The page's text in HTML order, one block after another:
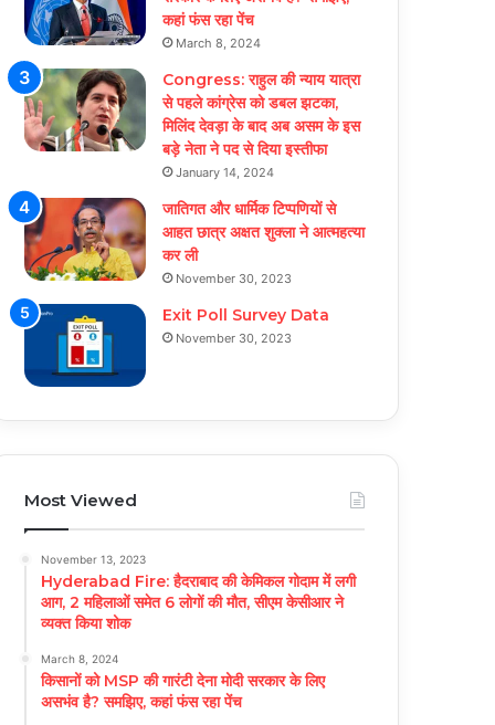
कहां फंस रहा पेंच
March 8, 2024
Congress: राहुल की न्याय यात्रा
से पहले कांग्रेस को डबल झटका,
मिलिंद देवड़ा के बाद अब असम के इस
बड़े नेता ने पद से दिया इस्तीफा
January 14, 2024
जातिगत और धार्मिक टिप्पणियों से
आहत छात्र अक्षत शुक्ला ने आत्महत्या
कर ली
November 30, 2023
Exit Poll Survey Data
November 30, 2023
Most Viewed
November 13, 2023
Hyderabad Fire: हैदराबाद की केमिकल गोदाम में लगी
आग, 2 महिलाओं समेत 6 लोगों की मौत, सीएम केसीआर ने
व्यक्त किया शोक
March 8, 2024
किसानों को MSP की गारंटी देना मोदी सरकार के लिए
असभंव है? समझिए, कहां फंस रहा पेंच